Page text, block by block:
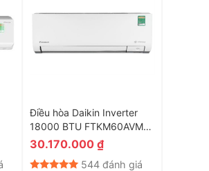
Điều hòa Daikin Inverter
18000 BTU FTKM60AVMV
Model 2026
30.170.000₫
544 đánh giá